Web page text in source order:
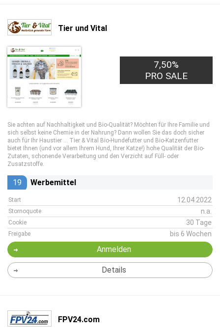
Tier und Vital
7,50%
PRO SALE
Sie achten auf Nachhaltigkeit und Bio-Qualität? Möchten für Ihre Familie und
sich selbst keine Chemie in der Nahrung? Dann wollen Sie das doch sicher
auch für Ihr Haustier ... Tier & Vital Bio-Hundefutter und Bio-Katzenfutter
bietet Ihnen (und vor allem Ihrem Hund, Ihrer Katze!) hohe Qualität der Bio-
Zutaten, schonende Verarbeitung und den Verzicht auf Füll- oder
Zusatzstoffe.
19 Werbemittel
Start 12.04.2022
Stornoquote n.a.
Cookie 30 Tage
Freigabe bis 6 Wochen
Anmelden
Details
FPV24.com